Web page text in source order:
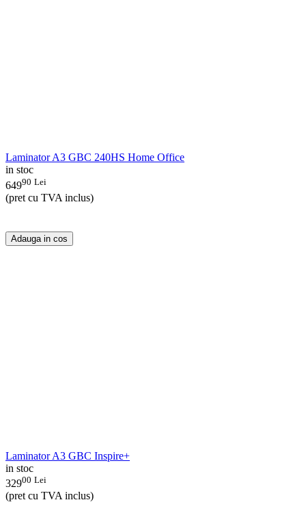
Laminator A3 GBC 240HS Home Office
in stoc
64990 Lei
(pret cu TVA inclus)
Adauga in cos
Laminator A3 GBC Inspire+
in stoc
32900 Lei
(pret cu TVA inclus)